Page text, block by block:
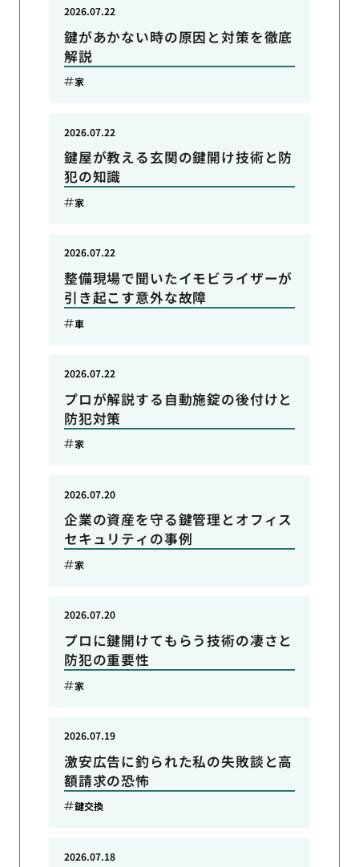
鍵があかない時の原因と対策を徹底
解説
2026.07.22
家
鍵屋が教える玄関の鍵開け技術と防
犯の知識
2026.07.22
家
整備現場で聞いたイモビライザーが
引き起こす意外な故障
2026.07.22
車
プロが解説する自動施錠の後付けと
防犯対策
2026.07.22
家
企業の資産を守る鍵管理とオフィス
セキュリティの事例
2026.07.20
家
プロに鍵開けてもらう技術の凄さと
防犯の重要性
2026.07.20
家
激安広告に釣られた私の失敗談と高
額請求の恐怖
2026.07.19
鍵交換
2026.07.18